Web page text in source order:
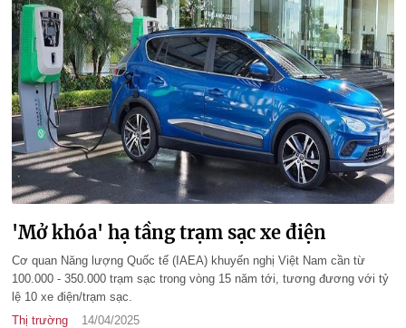
'Mở khóa' hạ tầng trạm sạc xe điện
Cơ quan Năng lượng Quốc tế (IAEA) khuyến nghị Việt Nam cần từ
100.000 - 350.000 trạm sạc trong vòng 15 năm tới, tương đương với tỷ
lệ 10 xe điện/trạm sạc.
Thị trường
14/04/2025